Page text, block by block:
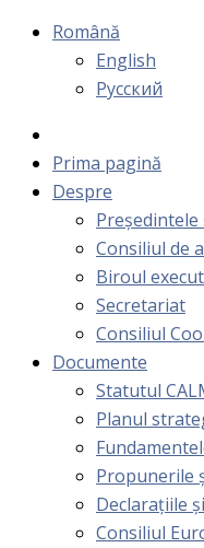
Română
English
Русский
Prima pagină
Despre
Președintele
Consiliul de
Biroul
Secretariat
Consiliul
Documente
Statutul
Planul
Propunerile
Declarațiile
Consiliul